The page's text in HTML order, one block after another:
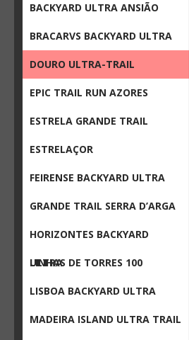
BACKYARD ULTRA ANSIÃO
BRACARVS BACKYARD ULTRA
DOURO ULTRA-TRAIL
EPIC TRAIL RUN AZORES
ESTRELA GRANDE TRAIL
ESTRELAÇOR
FEIRENSE BACKYARD ULTRA
GRANDE TRAIL SERRA D’ARGA
HORIZONTES BACKYARD
ULTRA
LINHAS DE TORRES 100
LISBOA BACKYARD ULTRA
MADEIRA ISLAND ULTRA TRAIL